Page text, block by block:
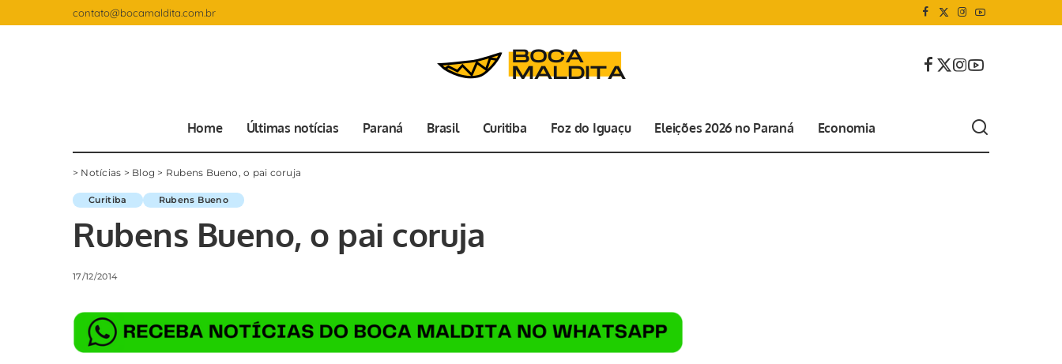
contato@bocamaldita.com.br
Home Últimas notícias Paraná Brasil Curitiba Foz do Iguaçu Eleições 2026 no Paraná Economia
> Notícias > Blog > Rubens Bueno, o pai coruja
Curitiba Rubens Bueno
Rubens Bueno, o pai coruja
17/12/2014